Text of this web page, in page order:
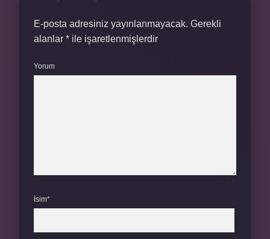
E-posta adresiniz yayınlanmayacak. Gerekli
alanlar * ile işaretlenmişlerdir
Yorum
İsim*